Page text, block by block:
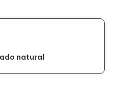
natural